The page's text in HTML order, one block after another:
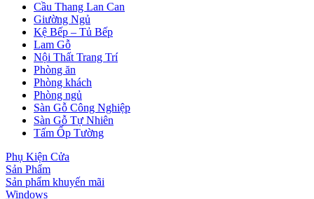
Cầu Thang Lan Can
Giường Ngủ
Kệ Bếp – Tủ Bếp
Lam Gỗ
Nội Thất Trang Trí
Phòng ăn
Phòng khách
Phòng ngủ
Sàn Gỗ Công Nghiệp
Sàn Gỗ Tự Nhiên
Tấm Ốp Tường
Phụ Kiện Cửa
Sản Phẩm
Sản phẩm khuyến mãi
Windows